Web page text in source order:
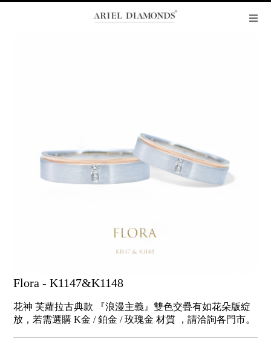
Flora - K1147&K1148
花神 芙蘿拉古典款 『浪漫主義』雙色交疊有如花朵版綻
放，若需選購 K金 / 鉑金 / 玫瑰金 材質 ，請洽詢各門市。